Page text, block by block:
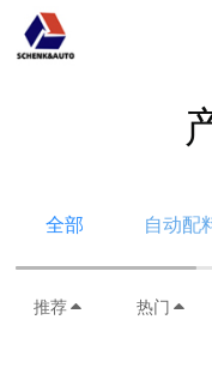
全部 自动配
推荐 热门